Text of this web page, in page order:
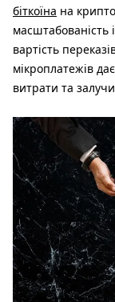
біткоїна на
масштабованість
вартість
мікроплатежів
витрати та